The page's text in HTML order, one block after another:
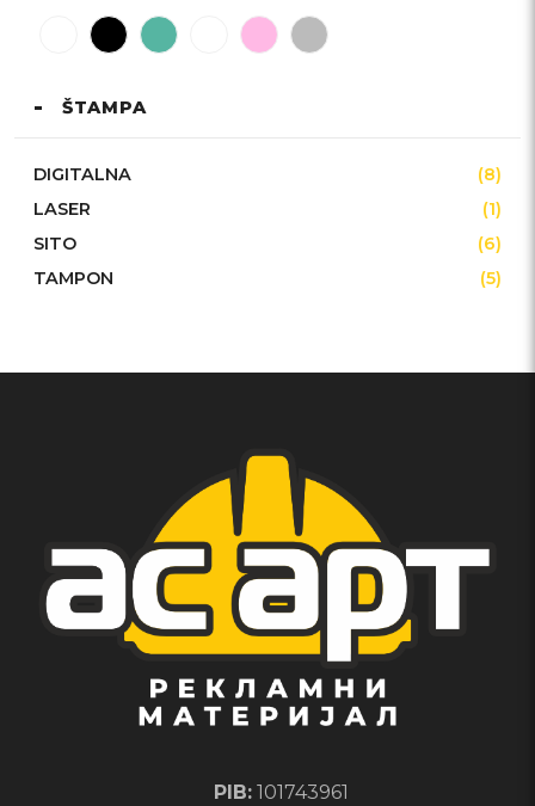
ŠTAMPA
DIGITALNA
(8)
LASER
(1)
SITO
(6)
TAMPON
(5)
PIB: 101743961